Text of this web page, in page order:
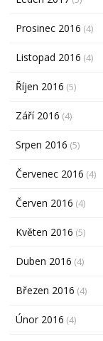
Prosinec 2016 (4)
Listopad 2016 (4)
Říjen 2016 (5)
Září 2016 (4)
Srpen 2016 (5)
Červenec 2016 (4)
Červen 2016 (4)
Květen 2016 (5)
Duben 2016 (4)
Březen 2016 (4)
Únor 2016 (4)